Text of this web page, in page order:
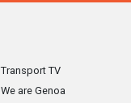
Transport TV
We are Genoa